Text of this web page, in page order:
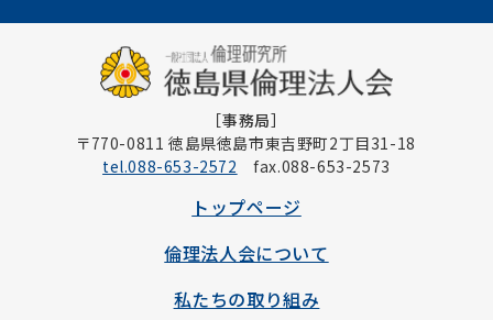
［事務局］
〒770-0811 徳島県徳島市東吉野町2丁目31-18
tel.088-653-2572 fax.088-653-2573
トップページ
倫理法人会について
私たちの取り組み